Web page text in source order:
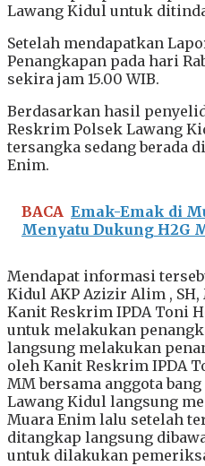
Lawang Kidul untuk
Setelah mendapatkan
Penangkapan pada hari
sekira jam 15.00 WIB.
Berdasarkan hasil
Reskrim Polsek Lawang
tersangka sedang berada
Enim.
BACA Emak-Emak di
Menyatu Dukung H2G
Mendapat informasi
Kidul AKP Azizir Alim ,
Kanit Reskrim IPDA Toni
untuk melakukan
langsung melakukan
oleh Kanit Reskrim IPDA
MM bersama anggota
Lawang Kidul langsung
Muara Enim lalu setelah
ditangkap langsung
untuk dilakukan